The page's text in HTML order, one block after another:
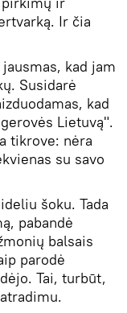
Ir čia
kad jam
Susidarė
kad
Lietuvą".
tikrove: nėra
su savo
šoku. Tada
pabandė
balsais
parodė
Tai, turbūt,